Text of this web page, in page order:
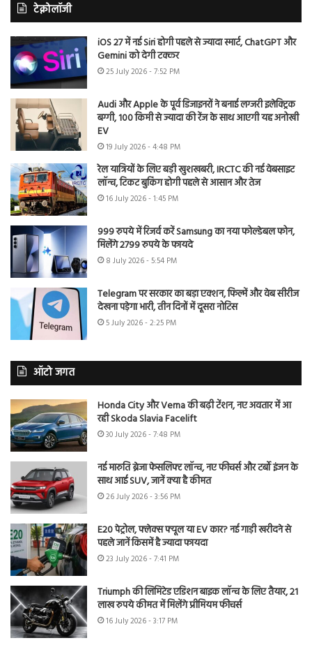
टेक्नोलॉजी
iOS 27 में नई Siri होगी पहले से ज्यादा स्मार्ट, ChatGPT और
Gemini को देगी टक्कर
25 July 2026 - 7:52 PM
Audi और Apple के पूर्व डिजाइनरों ने बनाई लग्जरी इलेक्ट्रिक
बग्गी, 100 किमी से ज्यादा की रेंज के साथ आएगी यह अनोखी
EV
19 July 2026 - 4:48 PM
रेल यात्रियों के लिए बड़ी खुशखबरी, IRCTC की नई वेबसाइट
लॉन्च, टिकट बुकिंग होगी पहले से आसान और तेज
16 July 2026 - 1:45 PM
999 रुपये में रिजर्व करें Samsung का नया फोल्डेबल फोन,
मिलेंगे 2799 रुपये के फायदे
8 July 2026 - 5:54 PM
Telegram पर सरकार का बड़ा एक्शन, फिल्में और वेब सीरीज
देखना पड़ेगा भारी, तीन दिनों में दूसरा नोटिस
5 July 2026 - 2:25 PM
ऑटो जगत
Honda City और Verna की बढ़ी टेंशन, नए अवतार में आ
रही Skoda Slavia Facelift
30 July 2026 - 7:48 PM
नई मारुति ब्रेजा फेसलिफ्ट लॉन्च, नए फीचर्स और टर्बो इंजन के
साथ आई SUV, जानें क्या है कीमत
26 July 2026 - 3:56 PM
E20 पेट्रोल, फ्लेक्स फ्यूल या EV कार? नई गाड़ी खरीदने से
पहले जानें किसमें है ज्यादा फायदा
23 July 2026 - 7:41 PM
Triumph की लिमिटेड एडिशन बाइक लॉन्च के लिए तैयार, 21
लाख रुपये कीमत में मिलेंगे प्रीमियम फीचर्स
16 July 2026 - 3:17 PM